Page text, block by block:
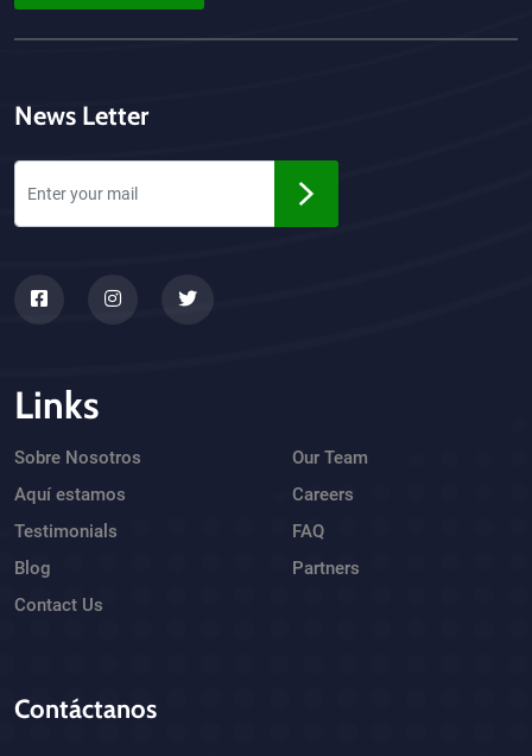
News Letter
Links
Sobre Nosotros
Aquí estamos
Testimonials
Blog
Contact Us
Our Team
Careers
FAQ
Partners
Contáctanos